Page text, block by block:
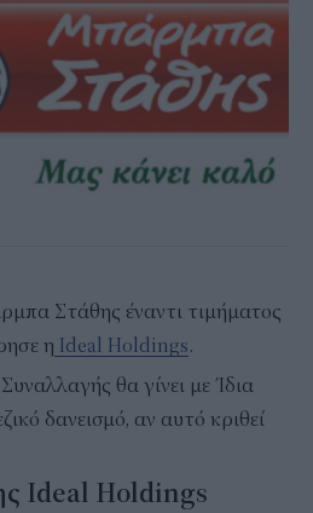
Στάθης έναντι τιμήματος
η Ideal Holdings.
θα γίνει με Ίδια
δανεισμό, αν αυτό κριθεί
Ideal Holdings